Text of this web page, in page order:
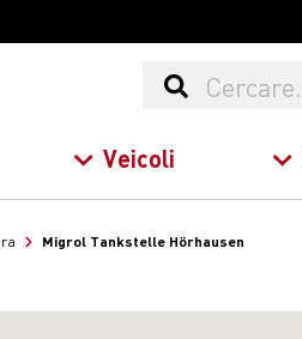
Veicoli
Migrol Tankstelle Hörhausen